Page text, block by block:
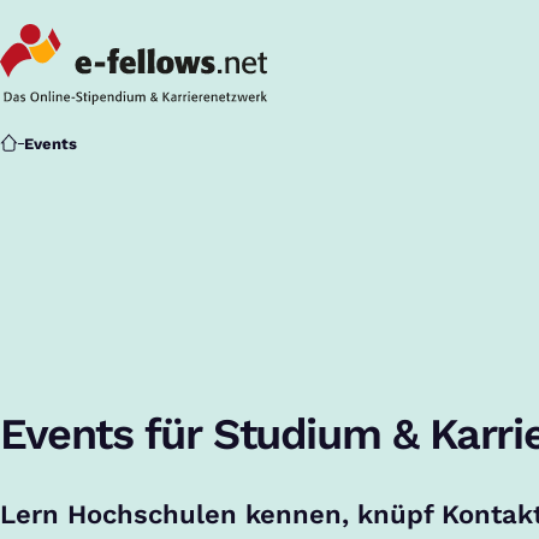
Startseite
Events
Events für Studium &
Lern Hochschulen kennen, knüpf